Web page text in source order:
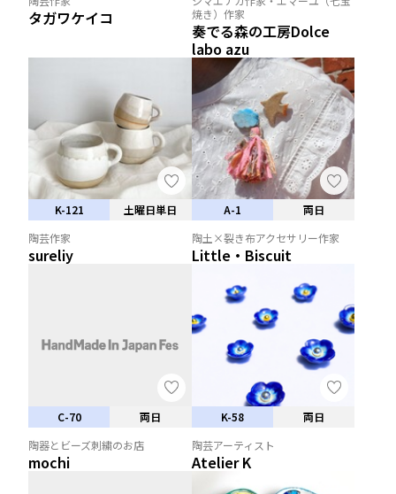
タガワケイコ
焼き）作家
奏でる森の工房Dolce
labo azu
K-121
土曜日単日
陶芸作家
sureliy
A-1
両日
陶土×裂き布アクセサリー作家
Little・Biscuit
C-70
両日
陶器とビーズ刺繍のお店
mochi
K-58
両日
陶芸アーティスト
Atelier K